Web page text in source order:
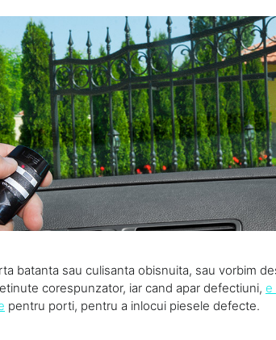
batanta sau culisanta obisnuita, sau vorbim
corespunzator, iar cand apar defectiuni, e
pentru porti, pentru a inlocui piesele defecte.